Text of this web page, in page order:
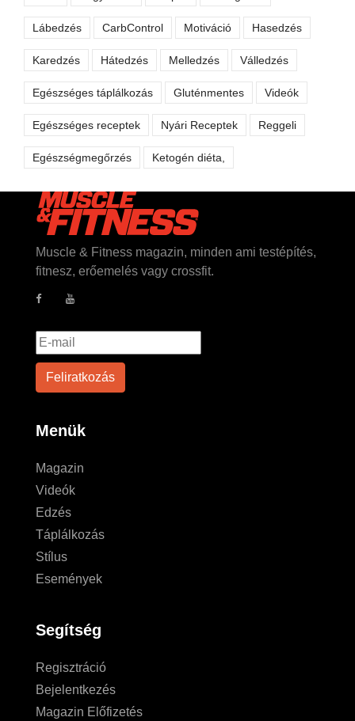
Lábedzés CarbControl Motiváció Hasedzés
Karedzés Hátedzés Melledzés Válledzés
Egészséges táplálkozás Gluténmentes Videók
Egészséges receptek Nyári Receptek Reggeli
Egészségmegőrzés Ketogén diéta,
Muscle & Fitness magazin, minden ami testépítés,
fitnesz, erőemelés vagy crossfit.
Menük
Magazin
Videók
Edzés
Táplálkozás
Stílus
Események
Segítség
Regisztráció
Bejelentkezés
Magazin Előfizetés